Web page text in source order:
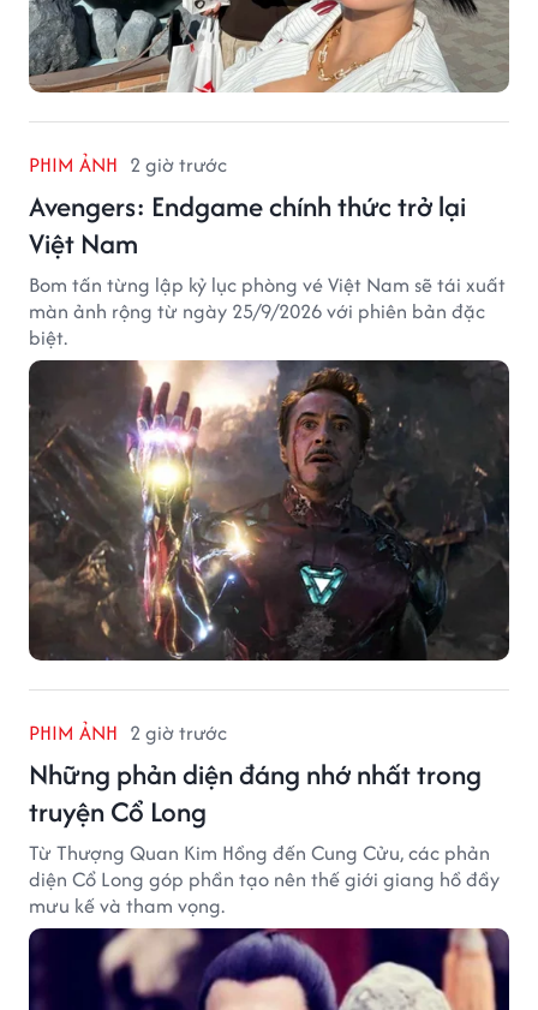
PHIM ẢNH 2 giờ trước
Avengers: Endgame chính thức trở lại
Việt Nam
Bom tấn từng lập kỷ lục phòng vé Việt Nam sẽ tái xuất
màn ảnh rộng từ ngày 25/9/2026 với phiên bản đặc
biệt.
PHIM ẢNH 2 giờ trước
Những phản diện đáng nhớ nhất trong
truyện Cổ Long
Từ Thượng Quan Kim Hồng đến Cung Cửu, các phản
diện Cổ Long góp phần tạo nên thế giới giang hồ đầy
mưu kế và tham vọng.